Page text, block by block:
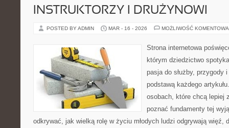
INSTRUKTORZY I DRUŻYNOWI
POSTED BY ADMIN MAR - 16 - 2026 MOŻLIWOŚĆ
Strona internetowa
którym dziedzictwo
pasja do służby, przygody
podstawą każdego
osobach, które chcą lepiej
poznać fundamenty tej
odkrywać, jak wielką rolę w życiu młodych ludzi odgrywają więź,